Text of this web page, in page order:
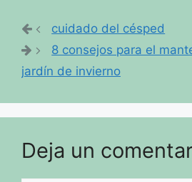
cuidado del césped
8 consejos para el
jardín de invierno
Deja un